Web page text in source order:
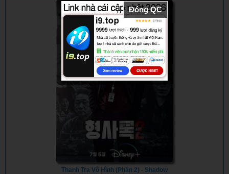
Thanh Tra Vô Hình (Phần 2) - Shadow
Đóng QC